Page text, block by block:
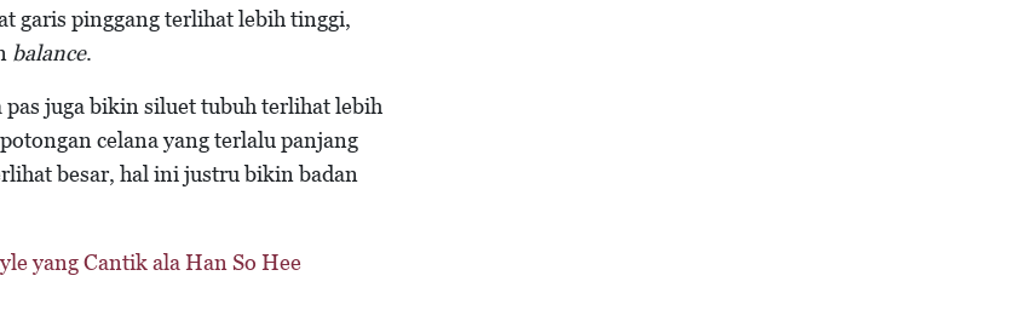
garis pinggang terlihat lebih tinggi,
balance.
pas juga bikin siluet tubuh terlihat lebih
celana yang terlalu panjang
besar, hal ini justru bikin badan
yang Cantik ala Han So Hee